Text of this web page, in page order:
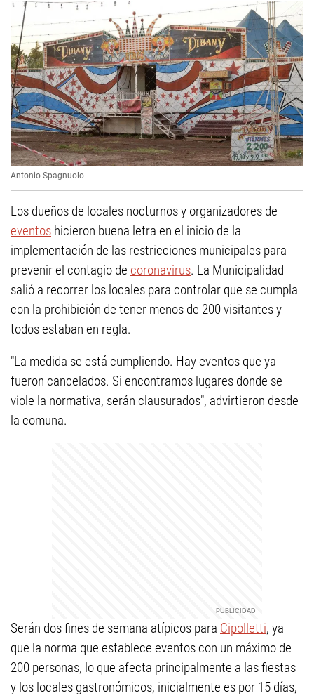
Antonio Spagnuolo
Los dueños de locales nocturnos y organizadores de
eventos hicieron buena letra en el inicio de la
implementación de las restricciones municipales para
prevenir el contagio de coronavirus. La Municipalidad
salió a recorrer los locales para controlar que se cumpla
con la prohibición de tener menos de 200 visitantes y
todos estaban en regla.
"La medida se está cumpliendo. Hay eventos que ya
fueron cancelados. Si encontramos lugares donde se
viole la normativa, serán clausurados", advirtieron desde
la comuna.
Serán dos fines de semana atípicos para Cipolletti, ya
que la norma que establece eventos con un máximo de
200 personas, lo que afecta principalmente a las fiestas
y los locales gastronómicos, inicialmente es por 15 días,